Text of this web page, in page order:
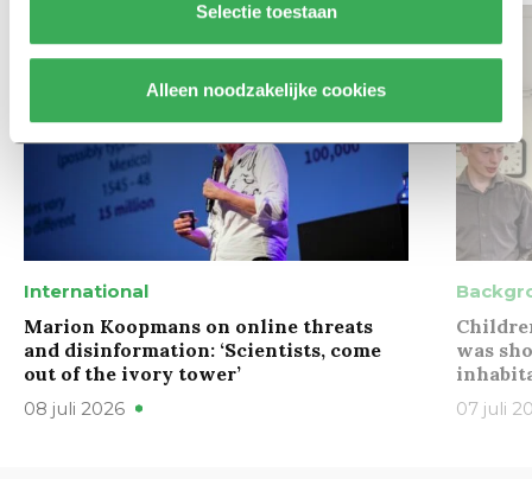
Selectie toestaan
Alleen noodzakelijke cookies
International
Marion Koopmans on online threats
and disinformation: ‘Scientists, come
out of the ivory tower’
08 juli 2026
was
07 juli